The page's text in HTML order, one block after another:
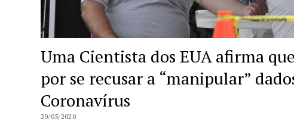
Uma Cientista dos EUA afirma
por se recusar a “manipular”
Coronavírus
20/05/2020